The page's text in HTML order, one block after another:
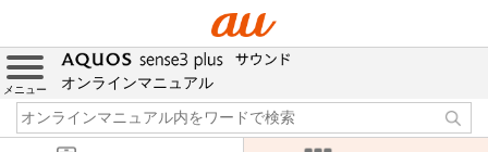
メニュー オンラインマニュアル